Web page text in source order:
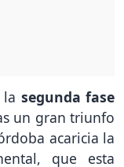
la segunda fase
un gran triunfo
acaricia la
que esta